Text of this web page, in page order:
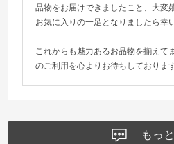
品物をお届けできましたこと、大変
お気に入りの一足となりましたら幸
これからも魅力あるお品物を揃えて
のご利用を心よりお待ちしております
もっ